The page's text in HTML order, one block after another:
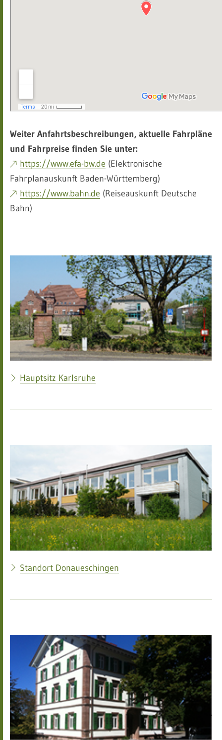
Weiter Anfahrtsbeschreibungen, aktuelle Fahrpläne
und Fahrpreise finden Sie unter:
https://www.efa-bw.de (Elektronische
Fahrplanauskunft Baden-Württemberg)
https://www.bahn.de (Reiseauskunft Deutsche
Bahn)
Hauptsitz Karlsruhe
Standort Donaueschingen